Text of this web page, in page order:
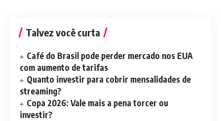
Talvez você curta
Café do Brasil pode perder mercado nos EUA
com aumento de tarifas
Quanto investir para cobrir mensalidades de
streaming?
Copa 2026: Vale mais a pena torcer ou
investir?